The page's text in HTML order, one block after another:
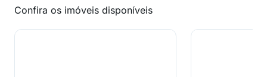
Confira os imóveis disponíveis